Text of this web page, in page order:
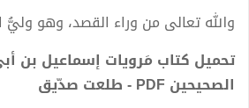
والله تعالى من وراء القصد، وهو وليُّ
تحميل كتاب مَرويات إسماعيل بن
الصحيحين PDF - طلعت صدّيق